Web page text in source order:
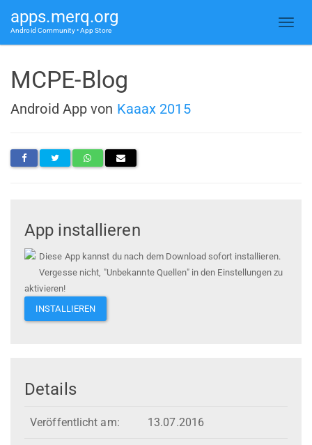
apps.merq.org
Android Community • App Store
MCPE-Blog
Android App von Kaaax 2015
App installieren
Diese App kannst du nach dem Download sofort installieren.
Vergesse nicht, "Unbekannte Quellen" in den Einstellungen zu
aktivieren!
INSTALLIEREN
Details
Veröffentlicht am: 13.07.2016